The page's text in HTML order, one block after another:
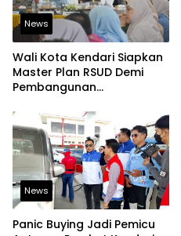
News
Wali Kota Kendari Siapkan
Master Plan RSUD Demi
Pembangunan
News
Panic Buying Jadi Pemicu